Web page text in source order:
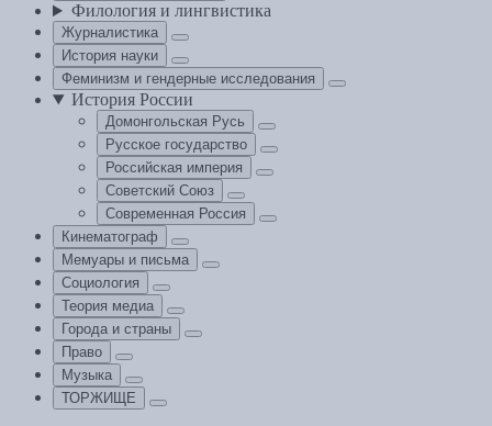
Филология и лингвистика
Журналистика
История науки
Феминизм и гендерные исследования
История России
Домонгольская Русь
Русское государство
Российская империя
Советский Союз
Современная Россия
Кинематограф
Мемуары и письма
Социология
Теория медиа
Города и страны
Право
Музыка
ТОРЖИЩЕ